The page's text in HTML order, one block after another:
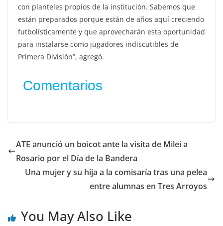
con planteles propios de la institución. Sabemos que
están preparados porque están de años aquí creciendo
futbolísticamente y que aprovecharán esta oportunidad
para instalarse como jugadores indiscutibles de
Primera División”, agregó.
Comentarios
ATE anunció un boicot ante la visita de Milei a
Rosario por el Día de la Bandera
Una mujer y su hija a la comisaría tras una pelea
entre alumnas en Tres Arroyos
You May Also Like